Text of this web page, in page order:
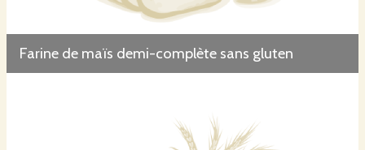
Farine de maïs demi-complète sans gluten